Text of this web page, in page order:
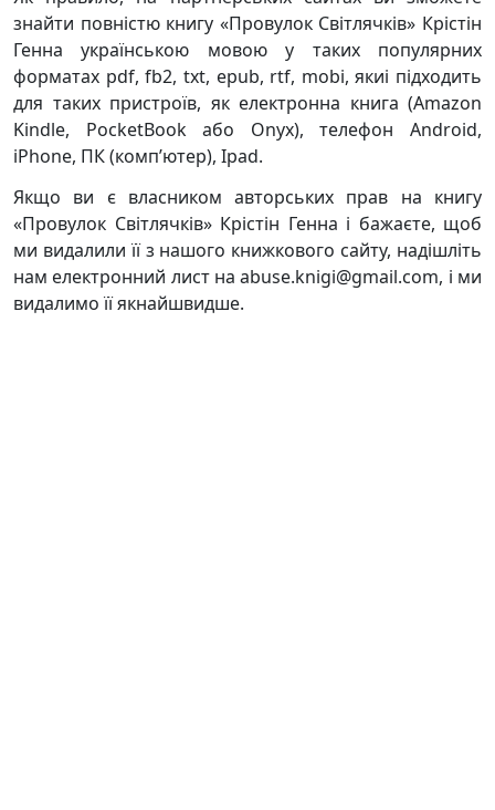
знайти повністю книгу «Провулок Світлячків» Крістін
Генна українською мовою у таких популярних
форматах pdf, fb2, txt, epub, rtf, mobi, якиі підходить
для таких пристроїв, як електронна книга (Amazon
Kindle, PocketBook або Onyx), телефон Android,
iPhone, ПК (комп’ютер), Ipad.
Якщо ви є власником авторських прав на книгу
«Провулок Світлячків» Крістін Генна і бажаєте, щоб
ми видалили її з нашого книжкового сайту, надішліть
нам електронний лист на abuse.knigi@gmail.com, і ми
видалимо її якнайшвидше.